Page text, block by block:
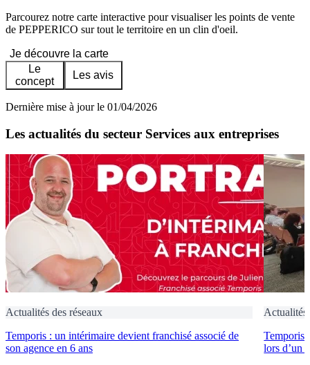
Parcourez notre carte interactive pour visualiser les points de vente
de PEPPERICO sur tout le territoire en un clin d'oeil.
Je découvre la carte
Le
concept
Les avis
Dernière mise à jour le 01/04/2026
Les actualités du secteur Services aux entreprises
Actualités des réseaux
Temporis : un intérimaire devient franchisé associé de
son agence en 6 ans
Actualités
Temporis
lors d’un